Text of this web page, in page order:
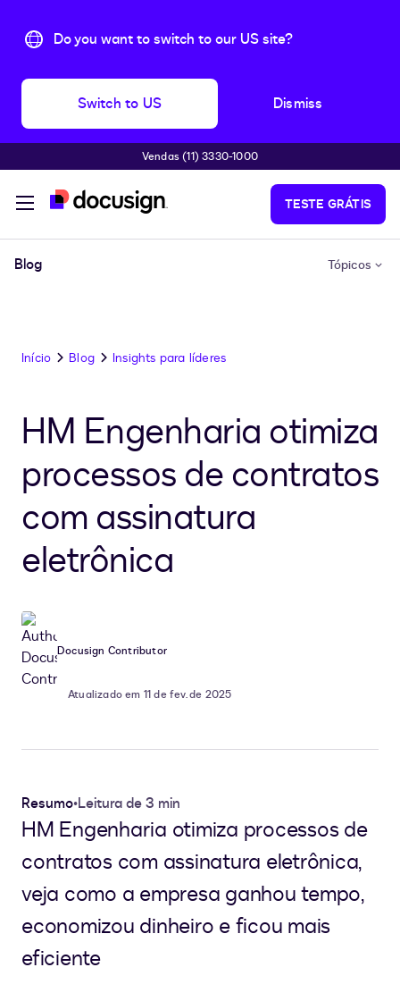
Do you want to switch to our US site?
Switch to US Dismiss
Pular para o conteúdo principal
Vendas (11) 3330-1000
TESTE GRÁTIS
Blog Tópicos
Início Blog Insights para líderes
HM Engenharia otimiza
processos de contratos
com assinatura
eletrônica
Docusign Contributor
Atualizado em 11 de fev. de 2025
Resumo•Leitura de 3 min
HM Engenharia otimiza processos de
contratos com assinatura eletrônica,
veja como a empresa ganhou tempo,
economizou dinheiro e ficou mais
eficiente